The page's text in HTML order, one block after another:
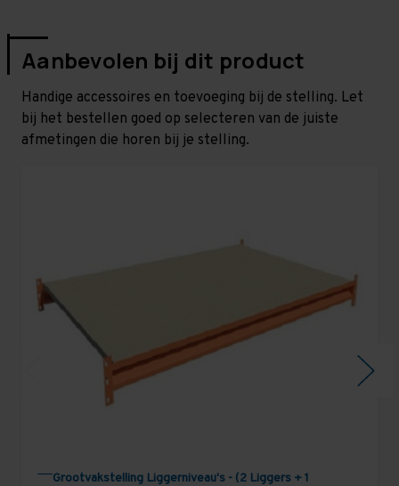
Aanbevolen bij dit product
Handige accessoires en toevoeging bij de stelling. Let
bij het bestellen goed op selecteren van de juiste
afmetingen die horen bij je stelling.
Grootvakstelling Liggerniveau's - (2 Liggers + 1